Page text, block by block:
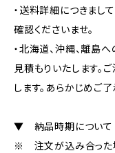
・送料詳細につきまし
確認くださいませ。
・北海道、沖縄、離島
見積もりいたします。
します。あらかじめご了
▼ 納品時期について
※ 注文が込み合った